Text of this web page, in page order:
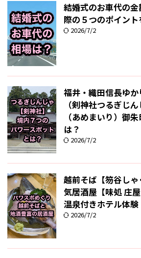
結婚式のお車代の
際の５つのポイン
2026/7/2
福井・織田信長ゆか
（剣神社つるぎじ
（あめまいり）御
は？
2026/7/2
越前そば【笏谷し
気居酒屋【味処 庄
温泉付きホテル体験
2026/7/2